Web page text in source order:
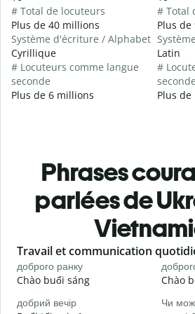
# Total de locuteurs
Plus de 40 millions
Système d'écriture / Alphabet
Cyrillique
# Locuteurs comme langue
seconde
Plus de 6 millions
# Total
Plus
Latin
#
seconde
Plus
Phrases
parlées de
Slide 1 of 6
Travail et communication
доброго ранку
Chào buổi sáng
Chào
добрий вечір
Чи